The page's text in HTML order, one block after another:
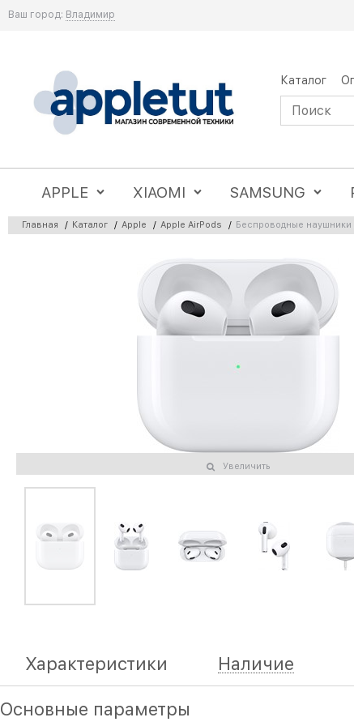
Ваш город: Владимир
Каталог
APPLE XIAOMI SAMSUNG
Главная / Каталог / Apple / Apple AirPods / Беспроводные наушники
Увеличить
Характеристики Наличие
Основные параметры